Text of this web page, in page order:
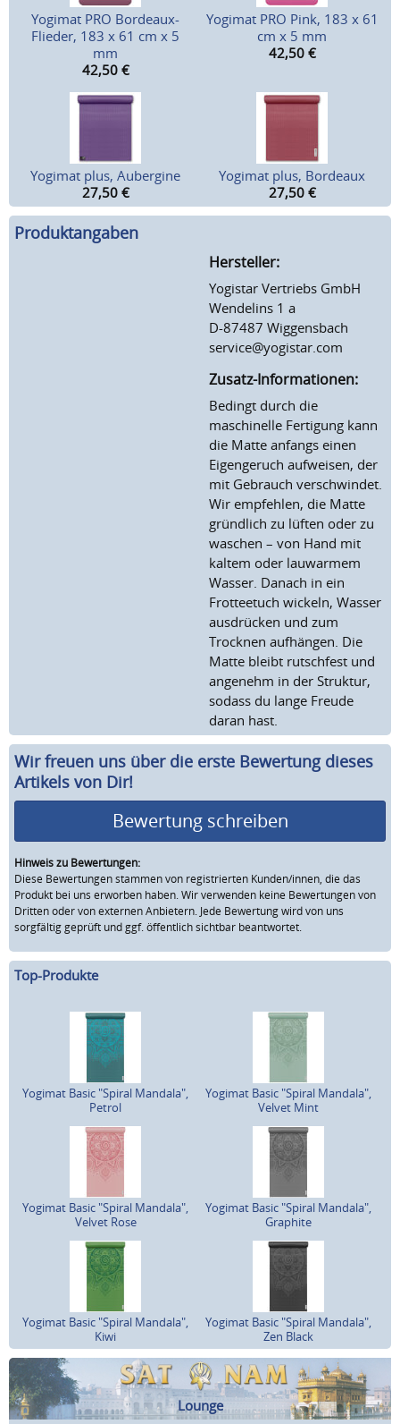
Yogimat PRO Bordeaux-
Flieder, 183 x 61 cm x 5
mm
42,50 €
Yogimat PRO Pink, 183 x 61
cm x 5 mm
42,50 €
Yogimat plus, Aubergine
27,50 €
Yogimat plus, Bordeaux
27,50 €
Produktangaben
Hersteller:
Yogistar Vertriebs GmbH
Wendelins 1 a
D-87487 Wiggensbach
service@yogistar.com
Zusatz-Informationen:
Bedingt durch die
maschinelle Fertigung kann
die Matte anfangs einen
Eigengeruch aufweisen, der
mit Gebrauch verschwindet.
Wir empfehlen, die Matte
gründlich zu lüften oder zu
waschen – von Hand mit
kaltem oder lauwarmem
Wasser. Danach in ein
Frotteetuch wickeln, Wasser
ausdrücken und zum
Trocknen aufhängen. Die
Matte bleibt rutschfest und
angenehm in der Struktur,
sodass du lange Freude
daran hast.
Wir freuen uns über die erste Bewertung dieses
Artikels von Dir!
Bewertung schreiben
Hinweis zu Bewertungen:
Diese Bewertungen stammen von registrierten Kunden/innen, die das
Produkt bei uns erworben haben. Wir verwenden keine Bewertungen von
Dritten oder von externen Anbietern. Jede Bewertung wird von uns
sorgfältig geprüft und ggf. öffentlich sichtbar beantwortet.
Top-Produkte
Yogimat Basic "Spiral Mandala",
Petrol
Yogimat Basic "Spiral Mandala",
Velvet Mint
Yogimat Basic "Spiral Mandala",
Velvet Rose
Yogimat Basic "Spiral Mandala",
Graphite
Yogimat Basic "Spiral Mandala",
Kiwi
Yogimat Basic "Spiral Mandala",
Zen Black
Lounge